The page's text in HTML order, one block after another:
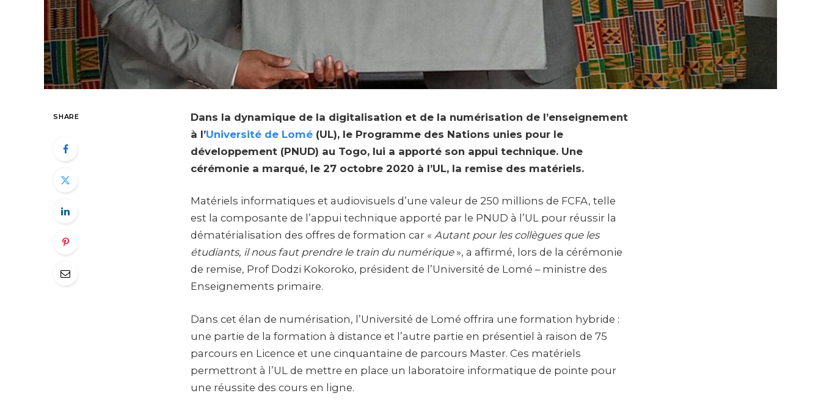
SHARE
Dans la dynamique de la digitalisation et de la numérisation de l’enseignement
à l’Université de Lomé (UL), le Programme des Nations unies pour le
développement (PNUD) au Togo, lui a apporté son appui technique. Une
cérémonie a marqué, le 27 octobre 2020 à l’UL, la remise des matériels.
Matériels informatiques et audiovisuels d’une valeur de 250 millions de FCFA, telle
est la composante de l’appui technique apporté par le PNUD à l’UL pour réussir la
dématérialisation des offres de formation car « Autant pour les collègues que les
étudiants, il nous faut prendre le train du numérique», a affirmé, lors de la cérémonie
de remise, Prof Dodzi Kokoroko, président de l’Université de Lomé – ministre des
Enseignements primaire.
Dans cet élan de numérisation, l’Université de Lomé offrira une formation hybride :
une partie de la formation à distance et l’autre partie en présentiel à raison de 75
parcours en Licence et une cinquantaine de parcours Master. Ces matériels
permettront à l’UL de mettre en place un laboratoire informatique de pointe pour
une réussite des cours en ligne.